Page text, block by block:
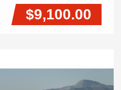
$9,100.00